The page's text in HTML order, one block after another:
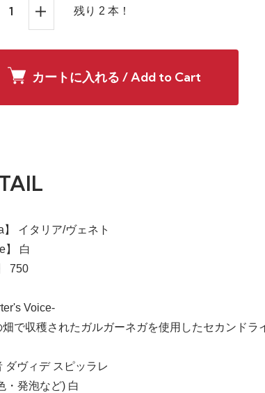
残り 2 本！
カートに入れる / Add to Cart
】 イタリア/ヴェネト
】 白
750
Voice-
で収穫されたガルガーネガを使用したセカンドラ
ダヴィデ スピッラレ
・発泡など) 白